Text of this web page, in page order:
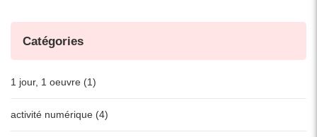
Catégories
1 jour, 1 oeuvre (1)
activité numérique (4)